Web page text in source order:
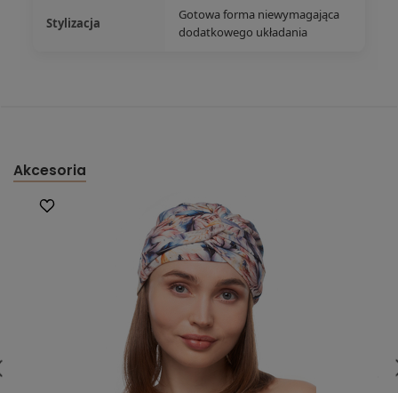
Stylizacja
Gotowa forma niewymagająca
dodatkowego układania
Akcesoria